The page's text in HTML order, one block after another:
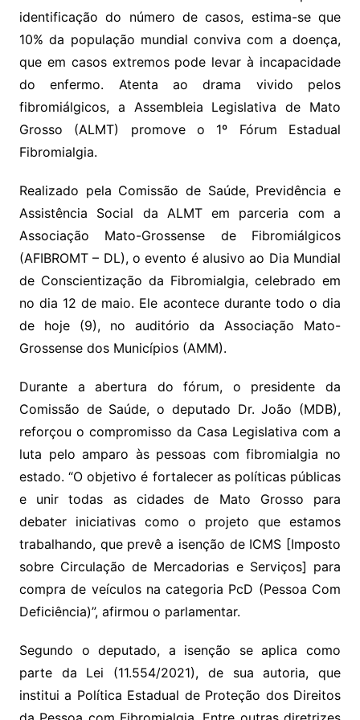
k p
a
s
sr
o
o
m
g
g
e
c
o
m
M
ai
l
s
identificação do número de casos, estima-se que
10% da população mundial conviva com a doença,
que em casos extremos pode levar à incapacidade
do enfermo. Atenta ao drama vivido pelos
fibromiálgicos, a Assembleia Legislativa de Mato
Grosso (ALMT) promove o 1º Fórum Estadual
Fibromialgia.
Realizado pela Comissão de Saúde, Previdência e
Assistência Social da ALMT em parceria com a
Associação Mato-Grossense de Fibromiálgicos
(AFIBROMT – DL), o evento é alusivo ao Dia Mundial
de Conscientização da Fibromialgia, celebrado em
no dia 12 de maio. Ele acontece durante todo o dia
de hoje (9), no auditório da Associação Mato-
Grossense dos Municípios (AMM).
Durante a abertura do fórum, o presidente da
Comissão de Saúde, o deputado Dr. João (MDB),
reforçou o compromisso da Casa Legislativa com a
luta pelo amparo às pessoas com fibromialgia no
estado. “O objetivo é fortalecer as políticas públicas
e unir todas as cidades de Mato Grosso para
debater iniciativas como o projeto que estamos
trabalhando, que prevê a isenção de ICMS [Imposto
sobre Circulação de Mercadorias e Serviços] para
compra de veículos na categoria PcD (Pessoa Com
Deficiência)”, afirmou o parlamentar.
Segundo o deputado, a isenção se aplica como
parte da Lei (11.554/2021), de sua autoria, que
institui a Política Estadual de Proteção dos Direitos